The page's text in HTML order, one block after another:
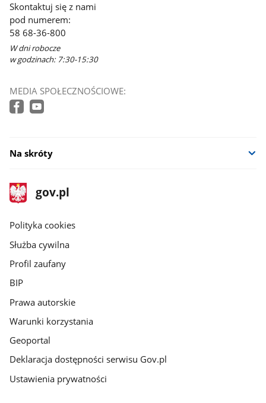
Skontaktuj się z nami
pod numerem:
58 68-36-800
W dni robocze
w godzinach: 7:30-15:30
MEDIA SPOŁECZNOŚCIOWE:
Na skróty
stopka
gov.pl
Strona
gov.pl
gov.pl
Polityka cookies
Służba cywilna
Profil zaufany
BIP
Prawa autorskie
Warunki korzystania
Geoportal
Deklaracja dostępności serwisu Gov.pl
Ustawienia prywatności